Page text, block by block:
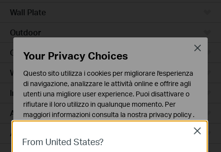
Wall Plate
Outdoor
Gateway
Wireless Bridge
Industrial
Access Max
Agile
From United States?
Close
Your Privacy Choices
Questo sito utilizza i cookies per migliorare l'esperienza
di navigazione, analizzare le attività online e offrire agli
utenti una migliore user experience. Puoi disattivare o
rifiutare il loro utilizzo in qualunque momento. Per
maggiori informazioni consulta la nostra privacy policy .
Questi cookies sono necessari per il corretto
Close